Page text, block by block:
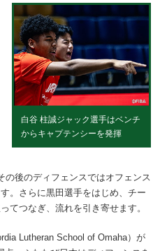
白谷 柱誠ジャック選手はベンチ
からキャプテンシーを発揮
の後のディフェンスではオフェンス
。さらに黒田選手をはじめ、チー
てつなぎ、流れを引き寄せます。
Lutheran School of Omaha）が